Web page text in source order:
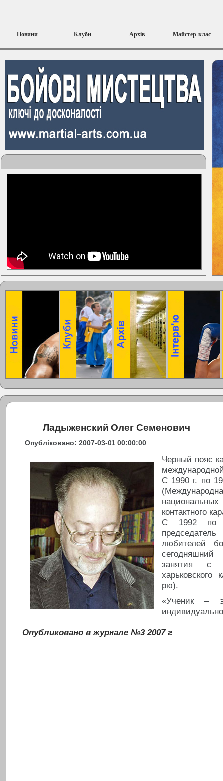
Новини Клуби Архів Майстер-клас
Ладыженский Олег Семенович
Опубліковано: 2007-03-01 00:00:00
Черный пояс
С 1990 г. по
контактного
С 1992 по
любителей
занятия с
харьковского
рю).
«Ученик –
Опубликовано в журнале №3 2007 г